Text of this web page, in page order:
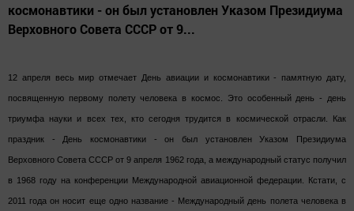
космонавтики - он был установлен Указом Президиума
Верховного Совета СССР от 9...
12 апреля весь мир отмечает День авиации и космонавтики - памятную дату,
посвященную первому полету человека в космос. Это особенный день - день
триумфа науки и всех тех, кто сегодня трудится в космической отрасли. Как
праздник - День космонавтики - он был установлен Указом Президиума
Верховного Совета СССР от 9 апреля 1962 года, а международный статус получил
в 1968 году на конференции Международной авиационной федерации. Кстати, с
2011 года он носит еще одно название - Международный день полета человека в